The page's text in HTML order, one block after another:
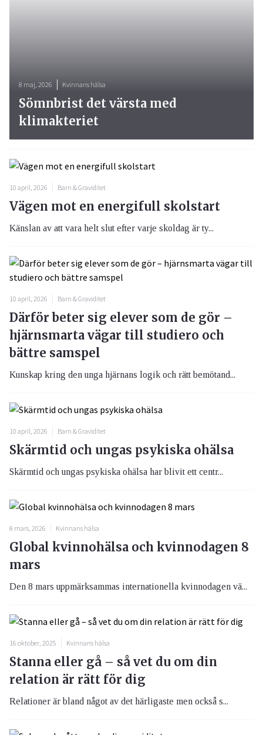
8 maj, 2026 Kvinnans hälsa
Sömnbrist det värsta med
klimakteriet
10 april, 2026 Barn & Graviditet
Vägen mot en energifull skolstart
Känslan av att vara helt slut efter varje skoldag är ty...
10 april, 2026 Barn & Graviditet
Därför beter sig elever som de gör –
hjärnsmarta vägar till studiero och
bättre samspel
Kunskap kring den unga hjärnans logik och rätt bemötand...
10 april, 2026 Barn & Graviditet
Skärmtid och ungas psykiska ohälsa
Skärmtid och ungas psykiska ohälsa har blivit ett centr...
8 mars, 2026 Kvinnans hälsa
Global kvinnohälsa och kvinnodagen 8
mars
Den 8 mars uppmärksammas internationella kvinnodagen vä...
16 oktober, 2025 Kvinnans hälsa
Stanna eller gå – så vet du om din
relation är rätt för dig
Relationer är bland något av det härligaste men också s...